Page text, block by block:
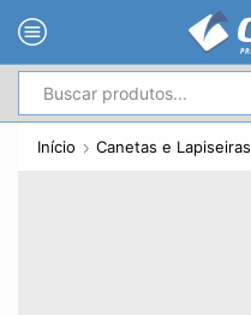
Início Canetas e Lapiseiras